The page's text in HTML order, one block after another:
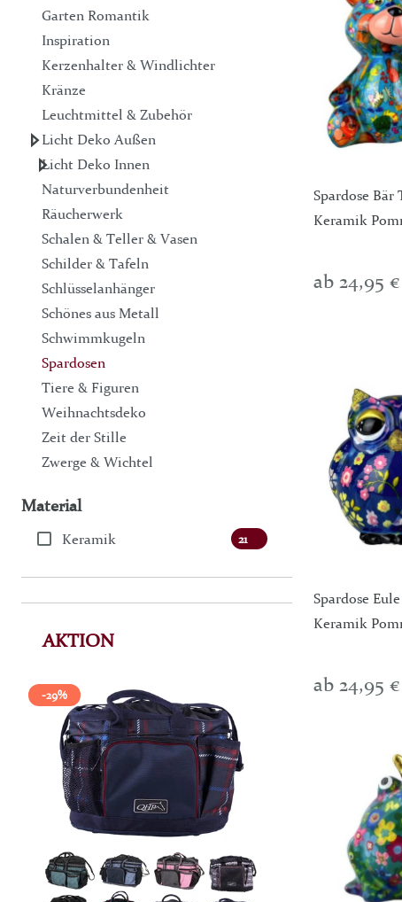
Garten Romantik
Inspiration
Kerzenhalter & Windlichter
Kränze
Leuchtmittel & Zubehör
Licht Deko Außen
Licht Deko Innen
Naturverbundenheit
Räucherwerk
Schalen & Teller & Vasen
Schilder & Tafeln
Schlüsselanhänger
Schönes aus Metall
Schwimmkugeln
Spardosen
Tiere & Figuren
Weihnachtsdeko
Zeit der Stille
Zwerge & Wichtel
Material
Keramik 21
AKTION
-29% -18%
Spardose Bär
Keramik
ab 24,95
Spardose
Keramik
ab 24,95